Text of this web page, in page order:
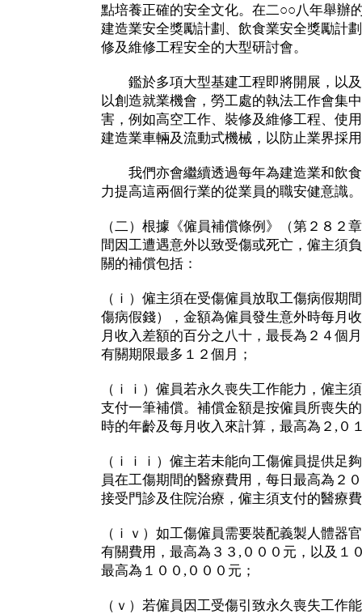
點培養正確的安全文化。在二○○八年舉辦
建造業安全獎勵計劃、飲食業安全獎勵計
修及維修工程安全的大型研討會。
鑑於多項大型基建工程即將開展，以及
以創造就業機會，勞工處的執法工作會集
害，例如高空工作、裝修及維修工程、使
建造業車輛及流動式機械，以防止業界採
我們亦會繼續透過每年為建造業和飲食
力提高這兩個行業的從業員的職安健意識。
（二）根據《僱員補償條例》（第２８２
間因工遭遇意外以致受傷或死亡，僱主須
關的補償包括：
（ｉ）僱主須在受傷僱員放取工傷病假期
傷病假錢），金額為僱員發生意外時每月
月收入差額的百分之八十，最長為２４個
有關期限最多１２個月；
（ｉｉ）僱員若永久喪失工作能力，僱主
支付一筆補償。補償金額是按僱員所喪失
時的年齡及每月收入來計算，最高為２,０
（ｉｉｉ）僱主若未能向工傷僱員提供足
員在工傷期間的醫療費用，每日最高為２
接受門診及住院治療，僱主須支付的醫療
（ｉｖ）如工傷僱員需要裝配義製人體器
有關費用，最高為３３,０００元，以及１
最高為１００,０００元；
（ｖ）若僱員因工受傷引致永久喪失工作